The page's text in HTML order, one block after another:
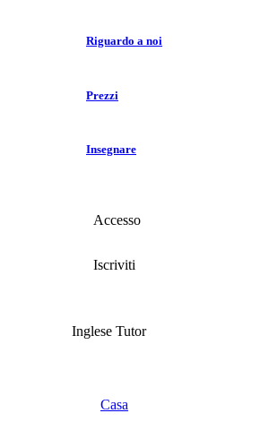
Riguardo a noi
Prezzi
Insegnare
Accesso
Iscriviti
Inglese Tutor
Casa